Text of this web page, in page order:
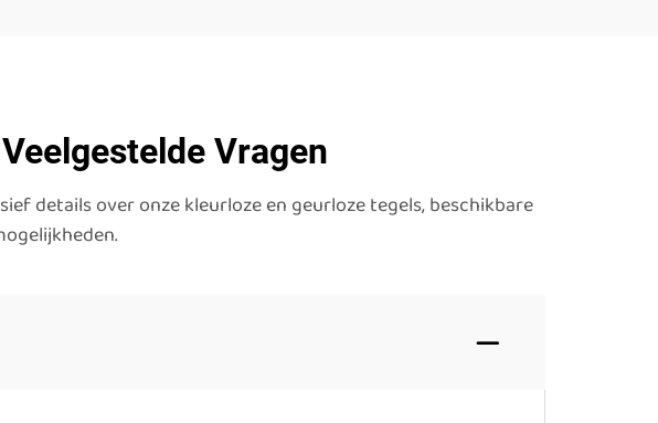
Vragen
details over onze kleurloze en geurloze tegels, beschikbare